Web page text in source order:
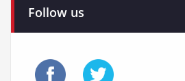
Beiträge
Follow us